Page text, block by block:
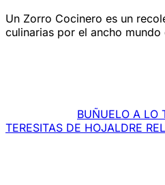
Un Zorro Cocinero es un
culinarias por el ancho
BUÑUELO A LO
TERESITAS DE HOJALDRE